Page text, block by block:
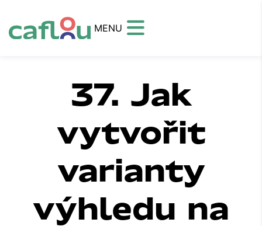
MENU
37. Jak
vytvořit
varianty
výhledu na